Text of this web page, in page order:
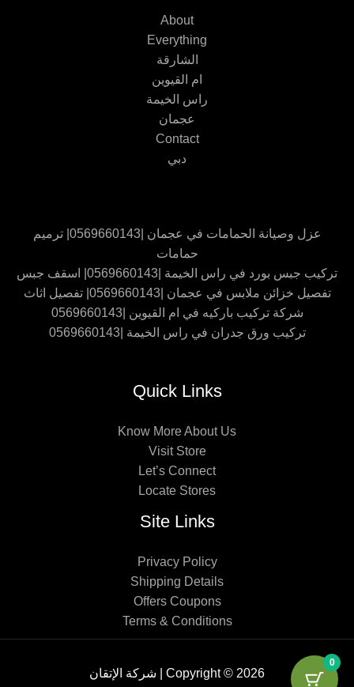
About
Everything
الشارقة
ام القيوين
راس الخيمة
عجمان
Contact
دبي
عزل وصيانة الحمامات في عجمان |0569660143| ترميم
حمامات
تركيب جبس بورد في راس الخيمة |0569660143| اسقف جبس
تفصيل خزائن ملابس في عجمان |0569660143| تفصيل اثاث
شركة تركيب باركيه في ام القيوين |0569660143
تركيب ورق جدران في راس الخيمة |0569660143
Quick Links
Know More About Us
Visit Store
Let’s Connect
Locate Stores
Site Links
Privacy Policy
Shipping Details
Offers Coupons
Terms & Conditions
Copyright © 2026 | شركة الإتقان
0